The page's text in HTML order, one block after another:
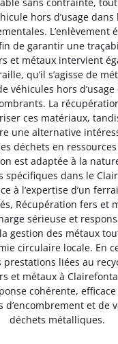
hors d’usage dans
L’enlèvement
de garantir une
et métaux intervient
qu’il s’agisse de
véhicules hors d’usage
La
ces matériaux,
une alternative
déchets en
est adaptée à la
spécifiques dans le
à l’expertise d’un
Récupération fers et
sérieuse et
gestion des métaux
circulaire locale. En
prestations liées au
et métaux à
cohérente,
d’encombrement et de
déchets métalliques.